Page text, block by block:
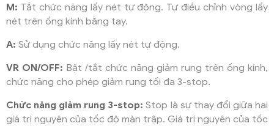
M: Tắt chức năng lấy nét tự động. Tự điều chỉnh vòng lấy
nét trên ống kính bằng tay.
A: Sử dụng chức năng lấy nét tự động.
VR ON/OFF: Bật /tắt chức năng giảm rung trên ống kính,
chức năng cho phép giảm rung tối đa 3-stop.
Chức năng giảm rung 3-stop:Stop là sự thay đổi giữa hai
giá trị nguyên của tốc độ màn trập. Giá trị nguyên của tốc